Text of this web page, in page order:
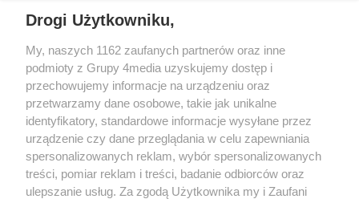
Prywatność Reklama Redakcja Praca Kielce
Drogi Użytkowniku,
My, naszych 1162 zaufanych partnerów oraz inne
podmioty z Grupy 4media uzyskujemy dostęp i
przechowujemy informacje na urządzeniu oraz
przetwarzamy dane osobowe, takie jak unikalne
identyfikatory, standardowe informacje wysyłane przez
urządzenie czy dane przeglądania w celu zapewniania
spersonalizowanych reklam, wybór spersonalizowanych
treści, pomiar reklam i treści, badanie odbiorców oraz
ulepszanie usług. Za zgodą Użytkownika my i Zaufani